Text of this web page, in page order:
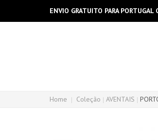
ENVIO GRATUITO PARA
Home Coleção AVENTAIS